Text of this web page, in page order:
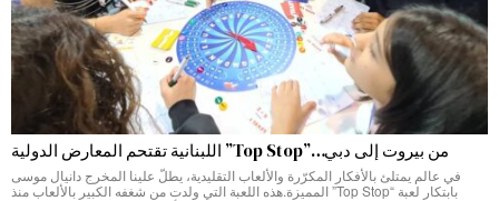
من بيروت إلى دبي…”Top Stop” اللبنانية تقتحم المعارض الدولية
في عالم يمتلئ بالأفكار المكرّرة والألعاب التقليدية، يطلّ علينا المخرج دانيال موسى
بابتكار لعبة “Top Stop” المميزة.هذه اللعبة التي ولدت من شغفه الكبير بالألعاب منذ